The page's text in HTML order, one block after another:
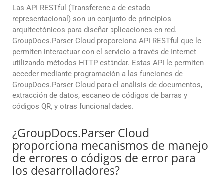
Las API RESTful (Transferencia de estado
representacional) son un conjunto de principios
arquitectónicos para diseñar aplicaciones en red.
GroupDocs.Parser Cloud proporciona API RESTful que le
permiten interactuar con el servicio a través de Internet
utilizando métodos HTTP estándar. Estas API le permiten
acceder mediante programación a las funciones de
GroupDocs.Parser Cloud para el análisis de documentos,
extracción de datos, escaneo de códigos de barras y
códigos QR, y otras funcionalidades.
¿GroupDocs.Parser Cloud
proporciona mecanismos de manejo
de errores o códigos de error para
los desarrolladores?